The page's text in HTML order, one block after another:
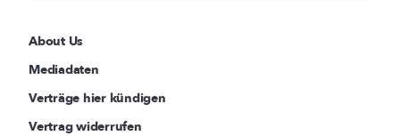
About Us
Mediadaten
Verträge hier kündigen
Vertrag widerrufen